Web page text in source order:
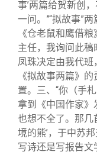
事’两篇给贺新创
一问。”“拟故事”
《仓老鼠和鹰借
主任，我询问此
凤珠决定由我代班
《拟故事两篇》
置。三、“你（手
拿到《中国作家》
也想不全了。那几
境的熊’，于中苏
写诗还是写报告文